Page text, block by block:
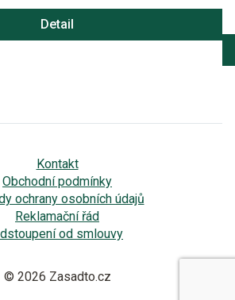
Detail
Kontakt
Obchodní podmínky
ochrany osobních údajů
Reklamační řád
od smlouvy
© 2026 Zasadto.cz